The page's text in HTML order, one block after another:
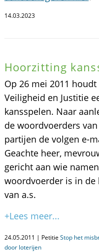
14.03.2023
Hoorzitting
Op 26 mei 2011
Veiligheid en Justitie
kansspelen. Naar
de woordvoerders
partijen de volgen e-
Geachte heer,
gericht aan wie
woordvoerder is in de
van a.s.
+Lees meer...
24.05.2011 | Petitie Stop het
door loterijen